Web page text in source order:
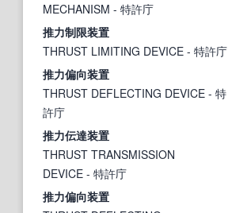
MECHANISM - 特許庁
推力制限装置
THRUST LIMITING DEVICE - 特許庁
推力偏向装置
THRUST DEFLECTING DEVICE - 特
許庁
推力伝達装置
THRUST TRANSMISSION
DEVICE - 特許庁
推力偏向装置